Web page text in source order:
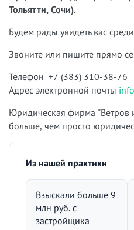
Тольятти, Сочи).
Будем рады увидеть вас
Звоните или пишите прямо
Телефон +7 (383) 310-38-76
Адрес электронной почты
Юридическая фирма "Ветров
больше, чем просто
Из нашей практики
Взыскали больше 9
млн руб. с
застройщика